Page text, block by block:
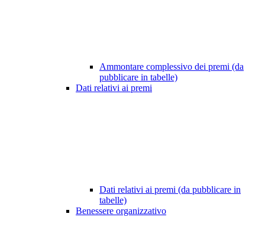
Ammontare complessivo dei premi (da
pubblicare in tabelle)
Dati relativi ai premi
Dati relativi ai premi (da pubblicare in
tabelle)
Benessere organizzativo